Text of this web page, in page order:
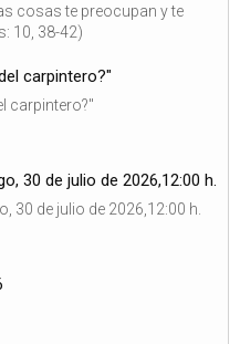
cosas te preocupan y te
10, 38-42)
carpintero?"
carpintero?"
30 de julio de 2026,12:00 h.
30 de julio de 2026,12:00 h.